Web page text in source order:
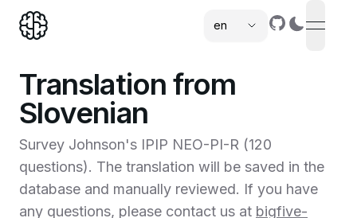
en
open
Translation from
Slovenian
Survey Johnson's IPIP NEO-PI-R (120
questions). The translation will be saved in the
database and manually reviewed. If you have
any questions, please contact us at bigfive-